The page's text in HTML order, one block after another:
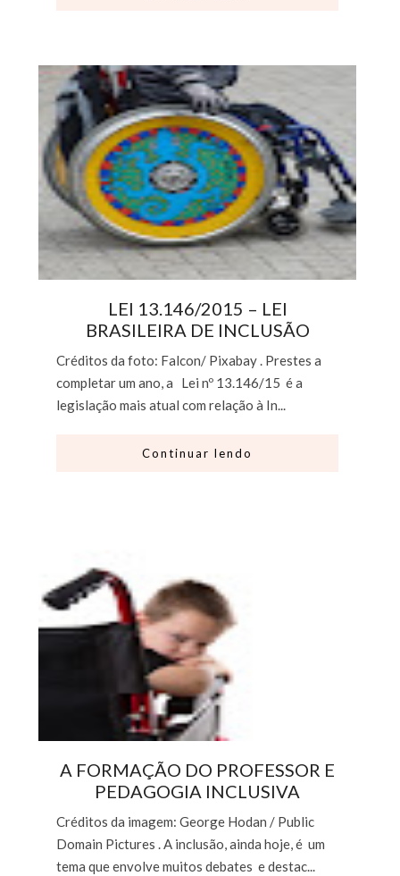
LEI 13.146/2015 – LEI
BRASILEIRA DE INCLUSÃO
Créditos da foto: Falcon/ Pixabay . Prestes a
completar um ano, a Lei nº 13.146/15 é a
legislação mais atual com relação à In...
Continuar lendo
A FORMAÇÃO DO PROFESSOR E
PEDAGOGIA INCLUSIVA
Créditos da imagem: George Hodan / Public
Domain Pictures . A inclusão, ainda hoje, é um
tema que envolve muitos debates e destac...